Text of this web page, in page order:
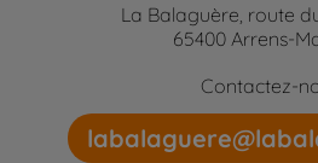
La Balaguère, route
65400 Arrens-
Contactez-